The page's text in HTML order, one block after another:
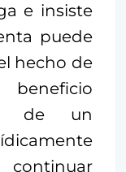
e insiste
puede
hecho de
de un